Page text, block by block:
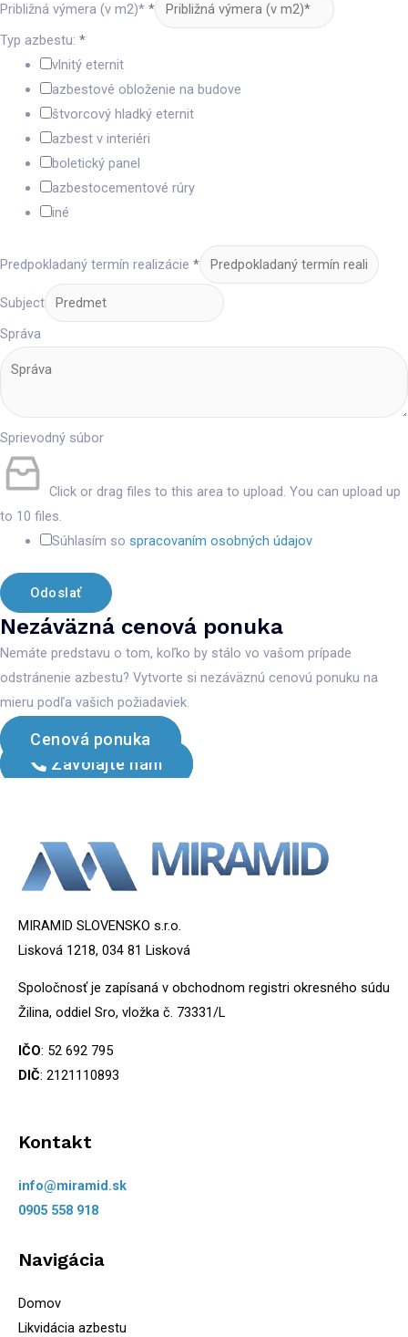
Približná výmera (v m2)* *
Typ azbestu: *
vlnitý eternit
azbestové obloženie na budove
štvorcový hladký eternit
azbest v interiéri
boletický panel
azbestocementové rúry
iné
Predpokladaný termín realizácie *
Subject
Správa
Sprievodný súbor
Click or drag files to this area to upload. You can upload up
to 10 files.
Súhlasím so spracovaním osobných údajov
Odoslať
Nezáväzná cenová ponuka
Nemáte predstavu o tom, koľko by stálo vo vašom prípade
odstránenie azbestu? Vytvorte si nezáväznú cenovú ponuku na
mieru podľa vašich požiadaviek.
Cenová ponuka
Zavolajte nám
MIRAMID SLOVENSKO s.r.o.
Lisková 1218, 034 81 Lisková
Spoločnosť je zapísaná v obchodnom registri okresného súdu
Žilina, oddiel Sro, vložka č. 73331/L
IČO: 52 692 795
DIČ: 2121110893
Kontakt
info@miramid.sk
0905 558 918
Navigácia
Domov
Likvidácia azbestu